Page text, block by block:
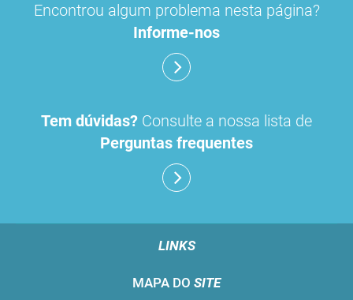
Encontrou algum problema nesta página?
Informe-nos
Tem dúvidas? Consulte a nossa lista de
Perguntas frequentes
LINKS
MAPA DO SITE